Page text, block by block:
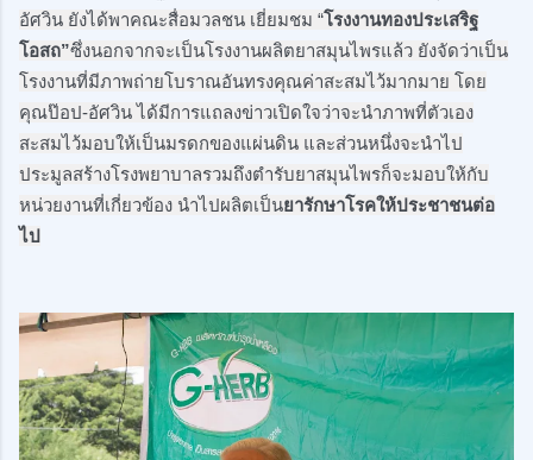
อัศวิน ยังได้พาคณะสื่อมวลชน เยี่ยมชม “โรงงานทองประเสริฐ
โอสถ”ซึ่งนอกจากจะเป็นโรงงานผลิตยาสมุนไพรแล้ว ยังจัดว่าเป็น
โรงงานที่มีภาพถ่ายโบราณอันทรงคุณค่าสะสมไว้มากมาย โดย
คุณป๊อป-อัศวิน ได้มีการแถลงข่าวเปิดใจว่าจะนำภาพที่ตัวเอง
สะสมไว้มอบให้เป็นมรดกของแผ่นดิน และส่วนหนึ่งจะนำไป
ประมูลสร้างโรงพยาบาลรวมถึงตำรับยาสมุนไพรก็จะมอบให้กับ
หน่วยงานที่เกี่ยวข้อง นำไปผลิตเป็นยารักษาโรคให้ประชาชนต่อ
ไป